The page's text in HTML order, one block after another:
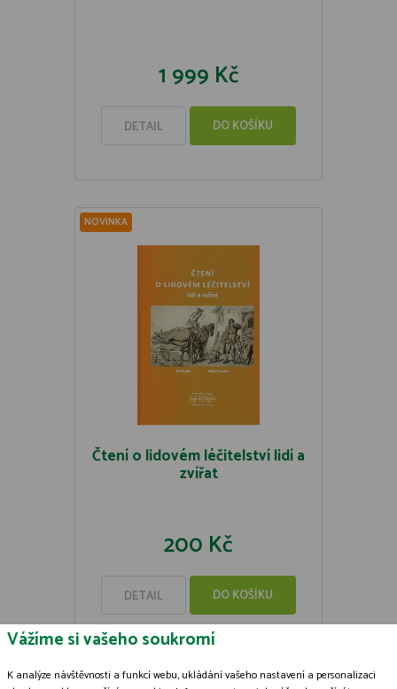
1 999 Kč
DETAIL DO KOŠÍKU
NOVINKA
Čtení o lidovém léčitelství lidí a
zvířat
200 Kč
DETAIL DO KOŠÍKU
Vážíme si vašeho soukromí
K analýze návštěvnosti a funkcí webu, ukládání vašeho nastavení a personalizaci